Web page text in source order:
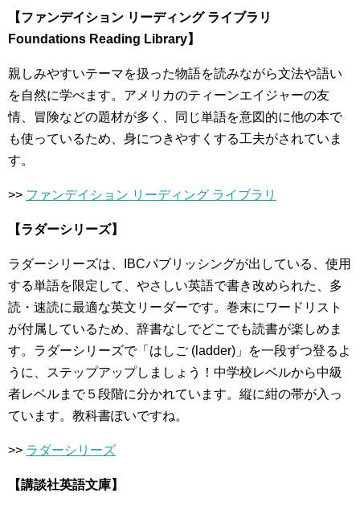
【ファンデイション リーディング ライブラリ
Foundations Reading Library】
親しみやすいテーマを扱った物語を読みながら文法や語い
を自然に学べます。アメリカのティーンエイジャーの友
情、冒険などの題材が多く、同じ単語を意図的に他の本で
も使っているため、身につきやすくする工夫がされていま
す。
>> ファンデイション リーディング ライブラリ
【ラダーシリーズ】
ラダーシリーズは、IBCパブリッシングが出している、使用
する単語を限定して、やさしい英語で書き改められた、多
読・速読に最適な英文リーダーです。巻末にワードリスト
が付属しているため、辞書なしでどこでも読書が楽しめま
す。ラダーシリーズで「はしご (ladder)」を一段ずつ登るよ
うに、ステップアップしましょう！中学校レベルから中級
者レベルまで５段階に分かれています。縦に紺の帯が入っ
ています。教科書ぽいですね。
>> ラダーシリーズ
【講談社英語文庫】